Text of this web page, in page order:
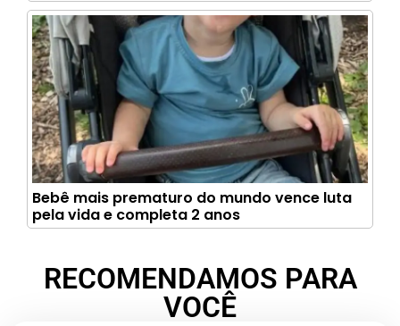
Bebê mais prematuro do mundo vence luta
pela vida e completa 2 anos
RECOMENDAMOS PARA
VOCÊ